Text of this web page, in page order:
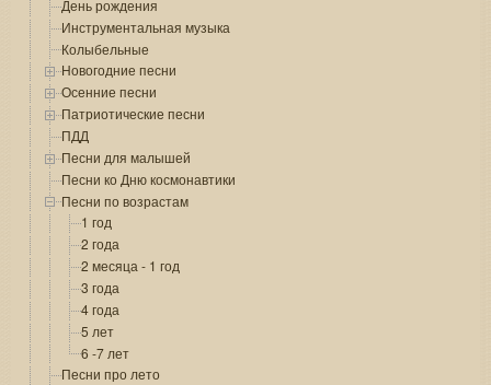
День рождения
Инструментальная музыка
Колыбельные
Новогодние песни
Осенние песни
Патриотические песни
ПДД
Песни для малышей
Песни ко Дню космонавтики
Песни по возрастам
1 год
2 года
2 месяца - 1 год
3 года
4 года
5 лет
6 -7 лет
Песни про лето